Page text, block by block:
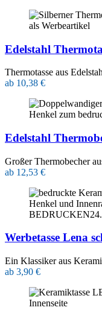
Edelstahl
Thermotasse aus
ab 10,38 €
Edelstahl
Großer Thermobecher
ab 12,53 €
Werbetasse Lena
Ein Klassiker aus
ab 3,90 €